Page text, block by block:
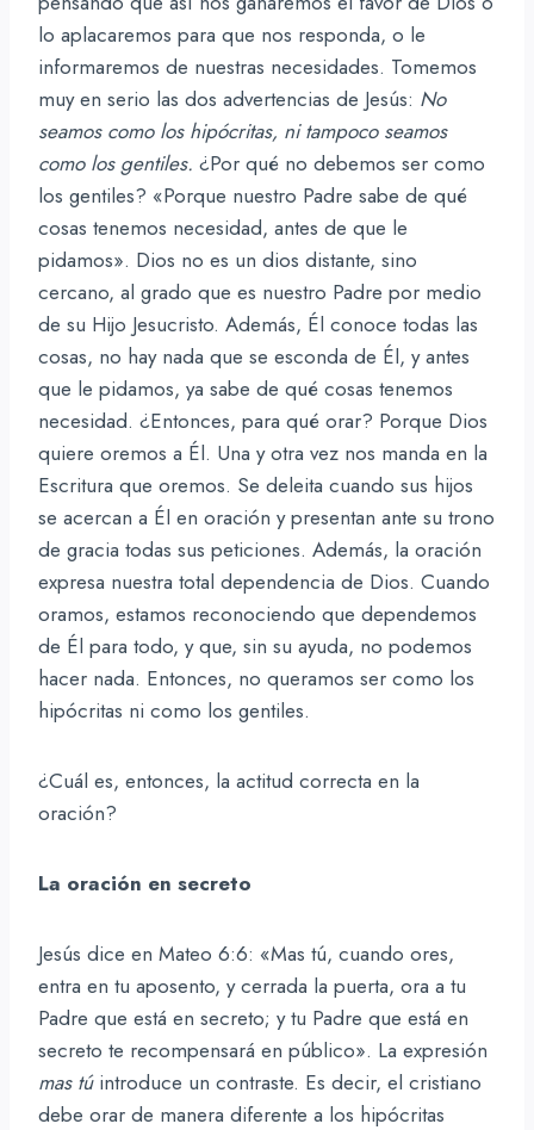
lo aplacaremos para que nos responda, o le
informaremos de nuestras necesidades. Tomemos
muy en serio las dos advertencias de Jesús: No
seamos como los hipócritas, ni tampoco seamos
como los gentiles. ¿Por qué no debemos ser como
los gentiles? «Porque nuestro Padre sabe de qué
cosas tenemos necesidad, antes de que le
pidamos». Dios no es un dios distante, sino
cercano, al grado que es nuestro Padre por medio
de su Hijo Jesucristo. Además, Él conoce todas las
cosas, no hay nada que se esconda de Él, y antes
que le pidamos, ya sabe de qué cosas tenemos
necesidad. ¿Entonces, para qué orar? Porque Dios
quiere oremos a Él. Una y otra vez nos manda en la
Escritura que oremos. Se deleita cuando sus hijos
se acercan a Él en oración y presentan ante su trono
de gracia todas sus peticiones. Además, la oración
expresa nuestra total dependencia de Dios. Cuando
oramos, estamos reconociendo que dependemos
de Él para todo, y que, sin su ayuda, no podemos
hacer nada. Entonces, no queramos ser como los
hipócritas ni como los gentiles.
¿Cuál es, entonces, la actitud correcta en la
oración?
La oración en secreto
Jesús dice en Mateo 6:6: «Mas tú, cuando ores,
entra en tu aposento, y cerrada la puerta, ora a tu
Padre que está en secreto; y tu Padre que está en
secreto te recompensará en público». La expresión
mas tú introduce un contraste. Es decir, el cristiano
debe orar de manera diferente a los hipócritas